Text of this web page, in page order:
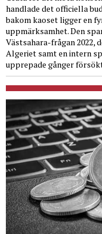
handlade det officiella
bakom kaoset ligger en
uppmärksamhet. Den
Västsahara-frågan 2022,
Algeriet samt en intern
upprepade gånger